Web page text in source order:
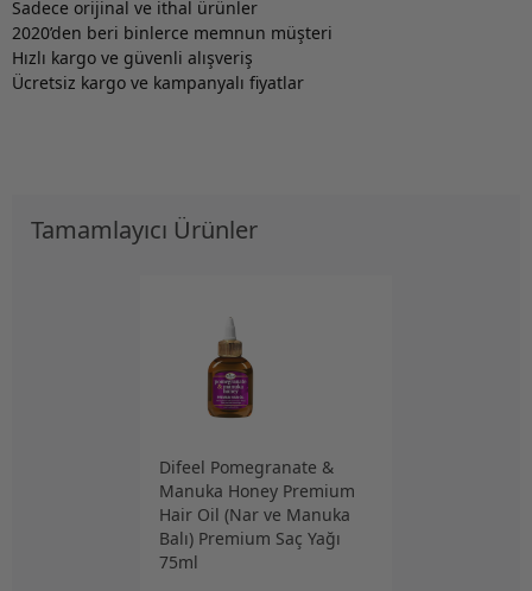
Sadece orijinal ve ithal ürünler
2020’den beri binlerce memnun müşteri
Hızlı kargo ve güvenli alışveriş
Ücretsiz kargo ve kampanyalı fiyatlar
Tamamlayıcı Ürünler
Difeel Pomegranate &
Manuka Honey Premium
Hair Oil (Nar ve Manuka
Balı) Premium Saç Yağı
75ml